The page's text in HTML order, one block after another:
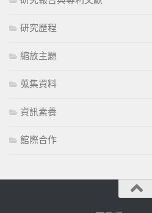
研究歷程
縮放主題
蒐集資料
資訊素養
館際合作